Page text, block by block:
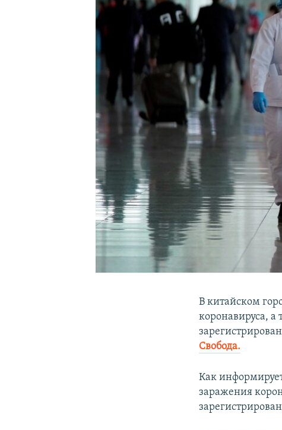
КРЫМ.НЕПОКОРЕННЫЙ
УКРАИНСКАЯ ПРОБЛЕМА КРЫМА
В китайском
коронавируса, а
Свобода.
Как
заражения